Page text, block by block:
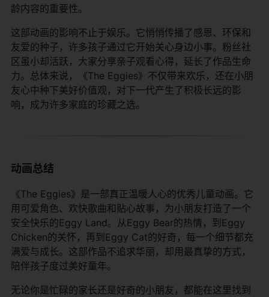
龄内容的重要性。
这部动画的影响不止于娱乐。它悄悄传播了感恩、环保和
友爱的种子，许多孩子通过它开始关心身边小事。粉丝社
区虽小却活跃，大家分享亲子观看心得，延长了作品生命
力。总体来说，《The Eggies》不仅带来欢乐，还在小朋
友心中种下美好价值观，对下一代产生了积极长远的影
响，成为许多家庭的珍藏之选。
动画总结
《The Eggies》是一部真正温暖人心的优秀儿童动画。它
用可爱角色、欢快歌曲和贴心故事，为小朋友打造了一个
安全快乐的Eggy Land。从Eggy Bear的热情，到Eggy
Chicken的关怀，再到Eggy Cat的好奇，每一个细节都充
满爱与成长。这部作品不追求华丽，却用最真挚的方式，
陪伴孩子度过美好童年。
无论你是忙碌的家长还是好奇的小朋友，都能在这里找到